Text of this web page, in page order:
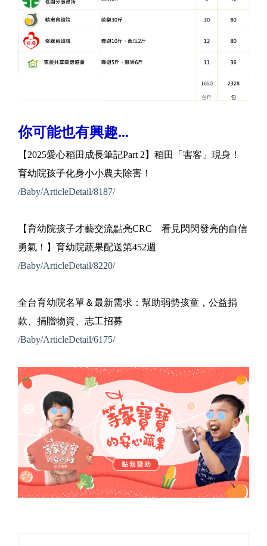
你可能也有興趣...
【2025愛心稻田成長筆記Part 2】稻田「害客」現身！
育幼院孩子化身小小農夫除害！
/Baby/ArticleDetail/8187/
【育幼院孩子才藝交流點亮CRC 看見閃閃發亮的自信
勇氣！】育幼院蔬果配送第452週
/Baby/ArticleDetail/8220/
全台育幼院名單＆最新需求：幫助弱勢孩童，公益捐
款、捐贈物資、志工招募
/Baby/ArticleDetail/6175/